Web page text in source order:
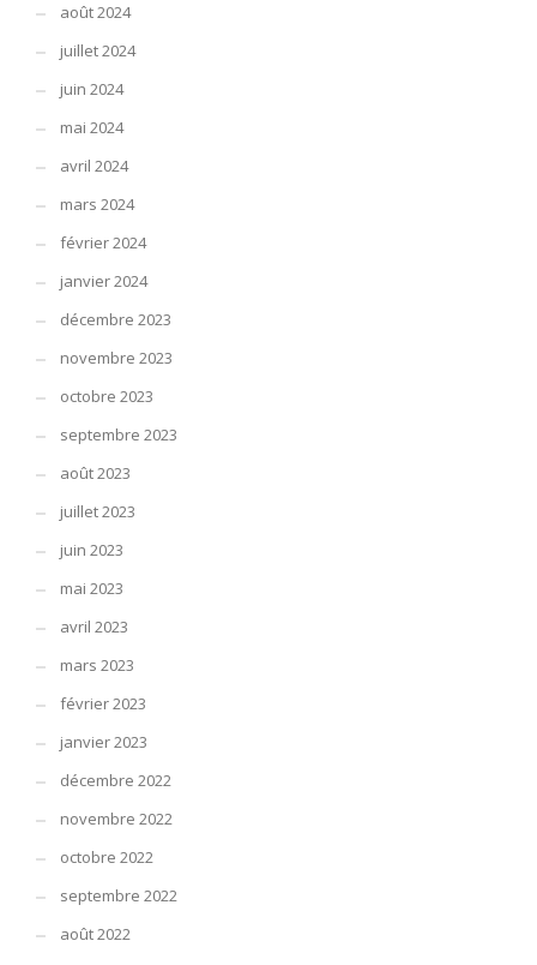
août 2024
juillet 2024
juin 2024
mai 2024
avril 2024
mars 2024
février 2024
janvier 2024
décembre 2023
novembre 2023
octobre 2023
septembre 2023
août 2023
juillet 2023
juin 2023
mai 2023
avril 2023
mars 2023
février 2023
janvier 2023
décembre 2022
novembre 2022
octobre 2022
septembre 2022
août 2022